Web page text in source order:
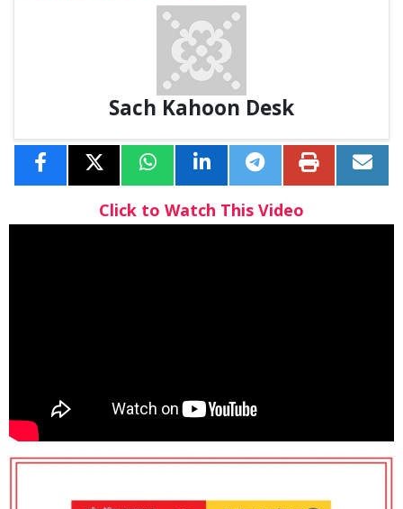
Sach Kahoon Desk
Click to Watch This Video